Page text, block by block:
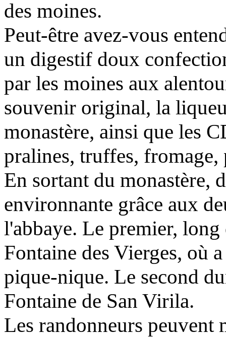
des moines.
Peut-être avez-vous
un digestif doux
par les moines aux
souvenir original, la
monastère, ainsi que les
pralines, truffes, fromage,
En sortant du monastère,
environnante grâce aux
l'abbaye. Le premier,
Fontaine des Vierges, où
pique-nique. Le second
Fontaine de San Virila.
Les randonneurs peuvent